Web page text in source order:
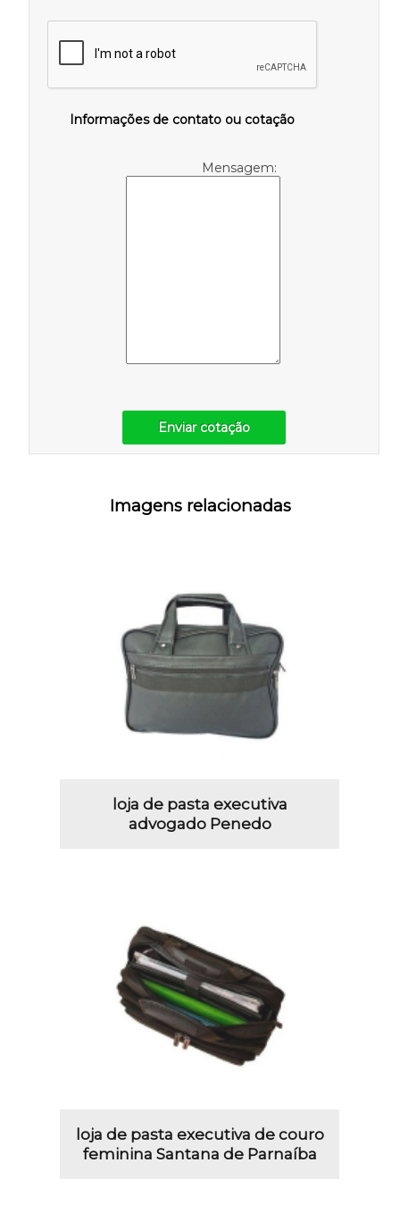
Informações de contato ou cotação
Mensagem:
Enviar cotação
Imagens relacionadas
loja de pasta executiva
advogado Penedo
loja de pasta executiva de couro
feminina Santana de Parnaíba